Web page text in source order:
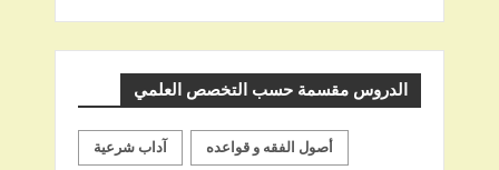
الدروس مقسمة حسب التخصص العلمي
آداب شرعية أصول الفقه و قواعده